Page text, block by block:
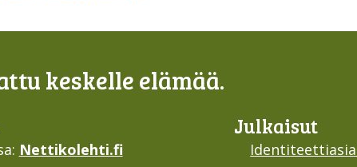
keskelle elämää.
Nettikolehti.fi
Julkaisut